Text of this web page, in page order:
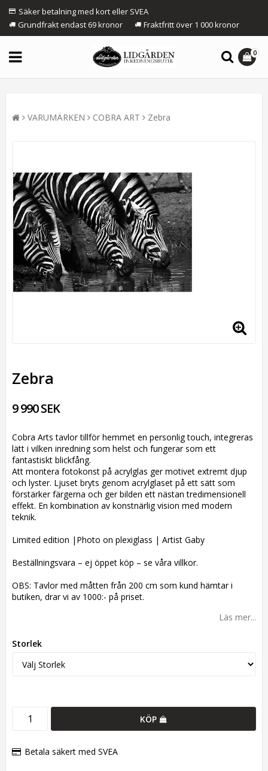
Säker betalning med kort eller SVEA
Grundfrakt endast 69 kronor
Fraktfritt över 1 000 kronor
0
VARUMÄRKEN COBRA ART Zebra
Zebra
9 990 SEK
Cobra Arts tavlor tillför hemmet en personlig touch, integreras
lätt i vilken inredning som helst och fungerar som ett
fantastiskt blickfång.
Att montera fotokonst på acrylglas ger motivet extremt djup
och lyster. Ljuset bryts genom acrylglaset på ett sätt som
förstärker färgerna och ger bilden ett nästan tredimensionell
effekt. En kombination av konstnärlig vision med modern
teknik.
Limited edition |Photo on plexiglass | Artist Gaby
Beställningsvara – ej öppet köp – se våra villkor.
OBS: Tavlor med måtten från 200 cm som kund hämtar i
butiken, drar vi av 1000:- på priset.
Läs mer...
Storlek
KÖP
Betala säkert med SVEA